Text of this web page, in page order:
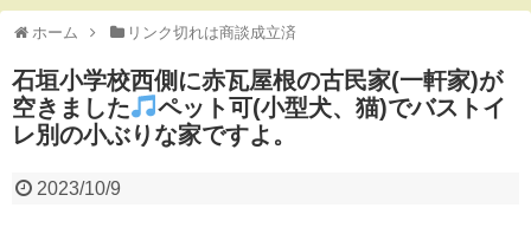
ホーム リンク切れは商談成立済
石垣小学校西側に赤瓦屋根の古民家(一軒家)が
空きました
ペット可(小型犬、猫)でバストイ
レ別の小ぶりな家ですよ。
2023/10/9